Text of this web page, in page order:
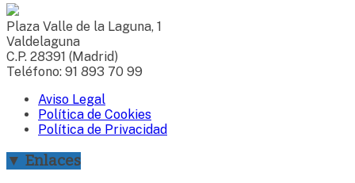
Plaza Valle de la Laguna, 1
Valdelaguna
C.P. 28391 (Madrid)
Teléfono: 91 893 70 99
Aviso Legal
Política de Cookies
Política de Privacidad
▼ Enlaces